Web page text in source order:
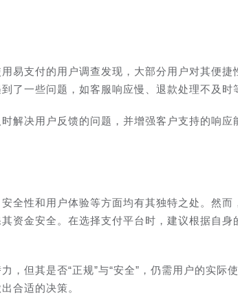
易支付的用户调查发现，大部分用户对其便捷
了一些问题，如客服响应慢、退款处理不及时
解决用户反馈的问题，并增强客户支持的响应
全性和用户体验等方面均有其独特之处。然而
资金安全。在选择支付平台时，建议根据自身
，但其是否“正规”与“安全”，仍需用户的实际
合适的决策。